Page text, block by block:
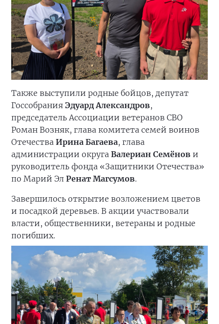
Также выступили родные бойцов, депутат
Госсобрания Эдуард Александров,
председатель Ассоциации ветеранов СВО
Роман Возняк, глава комитета семей воинов
Отечества Ирина Багаева, глава
администрации округа Валериан Семёнов и
руководитель фонда «Защитники Отечества»
по Марий Эл Ренат Магсумов.
Завершилось открытие возложением цветов
и посадкой деревьев. В акции участвовали
власти, общественники, ветераны и родные
погибших.